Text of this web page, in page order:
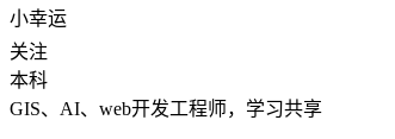
小幸运
关注
本科
GIS、AI、web开发工程师，学习共享